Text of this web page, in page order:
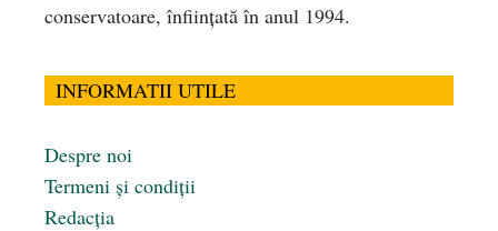
conservatoare, înfiinţată în anul 1994.
INFORMATII UTILE
Despre noi
Termeni și condiții
Redacția